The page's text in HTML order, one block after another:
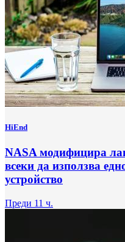
HiEnd
NASA модифицира
всеки да използва
устройство
Преди 11 ч.